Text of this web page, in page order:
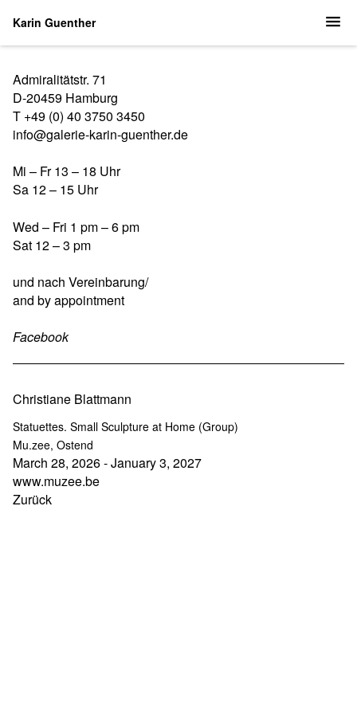
Karin Guenther
Admiralitätstr. 71
D-20459 Hamburg
T +49 (0) 40 3750 3450
info@galerie-karin-guenther.de
Mi – Fr 13 – 18 Uhr
Sa 12 – 15 Uhr
Wed – Fri 1 pm – 6 pm
Sat 12 – 3 pm
und nach Vereinbarung/
and by appointment
Facebook
Christiane Blattmann
Statuettes. Small Sculpture at Home (Group)
Mu.zee, Ostend
March 28, 2026 - January 3, 2027
www.muzee.be
Zurück